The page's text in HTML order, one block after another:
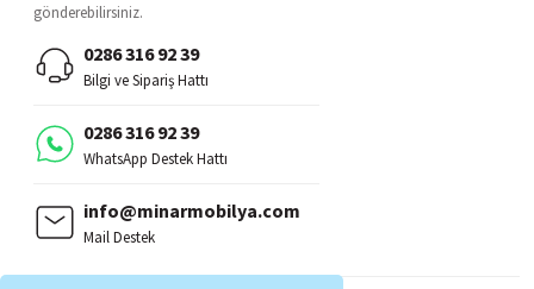
gönderebilirsiniz.
0286 316 92 39
Bilgi ve Sipariş Hattı
0286 316 92 39
WhatsApp Destek Hattı
info@minarmobilya.com
Mail Destek